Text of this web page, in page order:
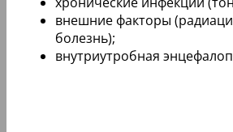
внешние факторы
болезнь);
внутриутробная